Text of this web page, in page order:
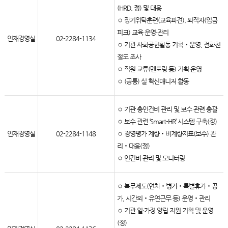
인재경영실 02-2284-1134
(HRD, 정) 및 대응
◦ 장기위탁훈련(교육파견), 퇴직자(임금
피크) 교육 운영·관리
◦ 기관 사회공헌활동 기획‧운영, 전화친
절도 조사
◦ 직원 교류(멘토링 등) 기획·운영
◦ (공통) 실 혁신매니저 활동
인재경영실 02-2284-1148
◦ 기관 총인건비 관리 및 보수 관련 총괄
◦ 보수 관련 ‘Smart-HR’ 시스템 구축(정)
◦ 경영평가 계량‧비계량지표(보수) 관
리‧대응(정)
◦ 인건비 관리 및 모니터링
◦ 복무제도(연차‧병가‧특별휴가‧공
가, 시간외‧유연근무 등) 운영‧관리
◦ 기관 일·가정 양립 지원 기획 및 운영
(정)